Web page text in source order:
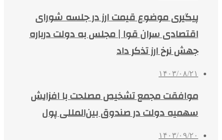
پیگیری موضوع قیمت ارز در جلسه شورای
اقتصادی سران قوا | مجلس به دولت درباره
جهش نرخ ارز تذکر داد
۱۴۰۳/۰۸/۲۱
موافقت مجمع تشخیص مصلحت با افزایش
سهمیه دولت در صندوق بین‌المللی پول
۱۴۰۳/۰۹/۲۰